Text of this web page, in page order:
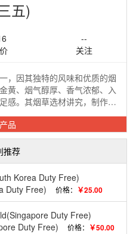
五)
--
关注
，因其独特的风味和优质的烟
黄、烟气醇厚、香气浓郁、入
感。其烟草选材讲究，制作工
丰富的香气和绵...
品
推荐
Duty Free) 价格： ￥25.00
Duty Free) 价格： ￥50.00